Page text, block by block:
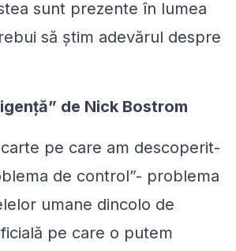
sunt prezente în lumea
să ştim adevărul despre
de Nick Bostrom
pe care am descoperit-
de control”- problema
umane dincolo de
pe care o putem